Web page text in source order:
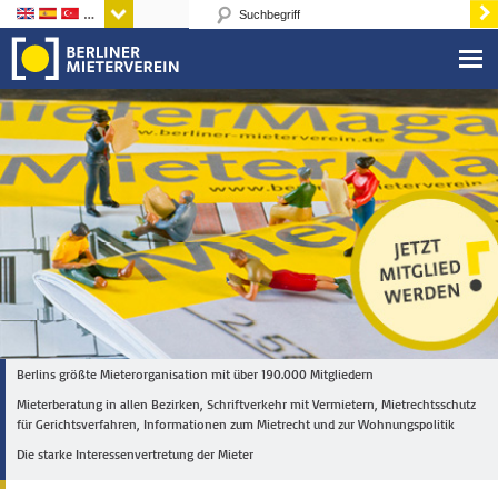
Sprachen
Berlins größte Mieterorganisation mit über 190.000 Mitgliedern
Mieterberatung in allen Bezirken, Schriftverkehr mit Vermietern, Mietrechtsschutz
für Gerichtsverfahren, Informationen zum Mietrecht und zur Wohnungspolitik
Die starke Interessenvertretung der Mieter